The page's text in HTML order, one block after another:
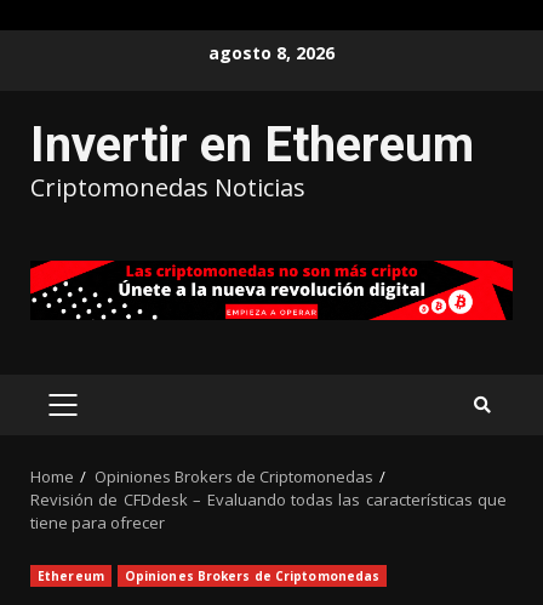
agosto 8, 2026
Invertir en Ethereum
Criptomonedas Noticias
Home
Opiniones Brokers de Criptomonedas
Revisión de CFDdesk – Evaluando todas las características que
tiene para ofrecer
Ethereum Opiniones Brokers de Criptomonedas